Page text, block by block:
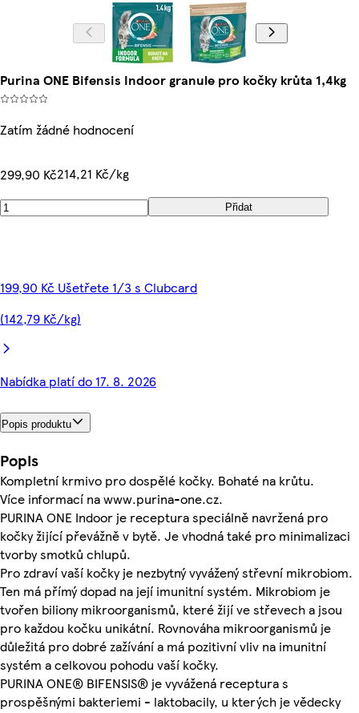
Purina ONE Bifensis Indoor granule pro kočky krůta 1,4kg
Zatím žádné hodnocení
299,90 Kč214,21 Kč/kg
Přidat
199,90 Kč Ušetřete 1/3 s Clubcard
(142,79 Kč/kg)
Nabídka platí do 17. 8. 2026
Popis produktu
Popis
Kompletní krmivo pro dospělé kočky. Bohaté na krůtu.
Více informací na www.purina-one.cz.
PURINA ONE Indoor je receptura speciálně navržená pro
kočky žijící převážně v bytě. Je vhodná také pro minimalizaci
tvorby smotků chlupů.
Pro zdraví vaší kočky je nezbytný vyvážený střevní mikrobiom.
Ten má přímý dopad na její imunitní systém. Mikrobiom je
tvořen biliony mikroorganismů, které žijí ve střevech a jsou
pro každou kočku unikátní. Rovnováha mikroorganismů je
důležitá pro dobré zažívání a má pozitivní vliv na imunitní
systém a celkovou pohodu vaší kočky.
PURINA ONE® BIFENSIS® je vyvážená receptura s
prospěšnými bakteriemi - laktobacily, u kterých je vědecky